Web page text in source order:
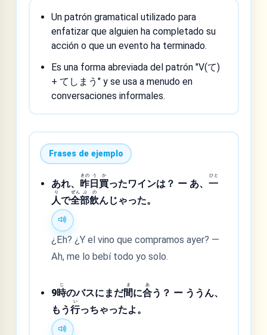
Un patrón gramatical utilizado para
enfatizar que alguien ha completado su
acción o que un evento ha terminado.
Es una forma abreviada del patrón "V(て)
+ てしまう" y se usa a menudo en
conversaciones informales.
Frases de ejemplo
あれ、 昨
きの
日
う
買
か
ったワインは？ ー あ、一
ひと
人
り
で全
ぜん
部
ぶ
飲
の
んじゃった。
¿Eh? ¿Y el vino que compramos ayer? —
Ah, me lo bebí todo yo solo.
9時
じ
のバスにまだ間
ま
に合
あ
う？ ー ううん、
もう行
い
っちゃったよ。